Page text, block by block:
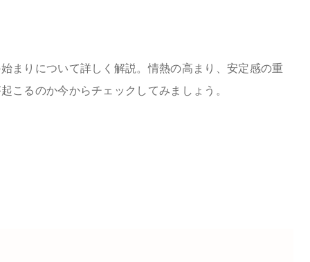
まりについて詳しく解説。情熱の高まり、安定感の重
るのか今からチェックしてみましょう。